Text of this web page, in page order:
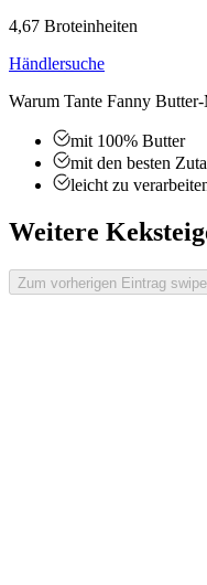
4,67 Broteinheiten
Händlersuche
Warum Tante Fanny
mit 100% Butter
mit den besten
leicht zu
Weitere
Zum vorherigen Eintrag